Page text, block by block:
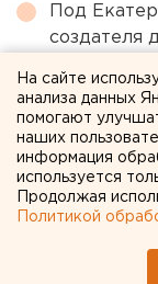
Под
создателя
Чем опасны
Украина
Ракетную
На сайте
анализа данных
помогают
наших
информация
используется
Продолжая
Политикой